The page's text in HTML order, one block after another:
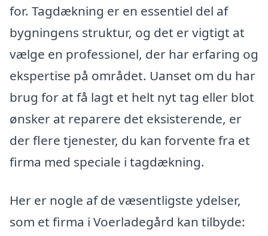
for. Tagdækning er en essentiel del af
bygningens struktur, og det er vigtigt at
vælge en professionel, der har erfaring og
ekspertise på området. Uanset om du har
brug for at få lagt et helt nyt tag eller blot
ønsker at reparere det eksisterende, er
der flere tjenester, du kan forvente fra et
firma med speciale i tagdækning.
Her er nogle af de væsentligste ydelser,
som et firma i Voerladegård kan tilbyde: